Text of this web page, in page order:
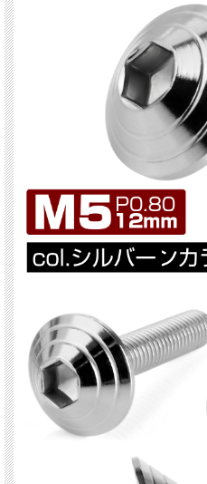
※製造ロットにより仕様変更になる場合が
※ご注文確定後のサイズやカラー、数量